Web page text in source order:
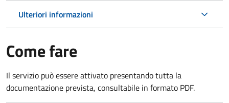
Ulteriori informazioni
Come fare
Il servizio può essere attivato presentando tutta la
documentazione prevista, consultabile in formato PDF.